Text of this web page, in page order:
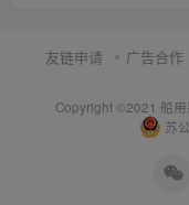
友链申请 广告合作
Copyright ©2021 船用
苏